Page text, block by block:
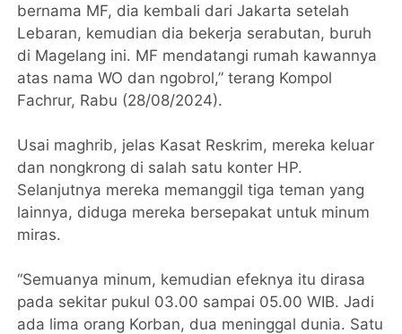
bernama MF, dia kembali dari Jakarta setelah
Lebaran, kemudian dia bekerja serabutan, buruh
di Magelang ini. MF mendatangi rumah kawannya
atas nama WO dan ngobrol,” terang Kompol
Fachrur, Rabu (28/08/2024).
Usai maghrib, jelas Kasat Reskrim, mereka keluar
dan nongkrong di salah satu konter HP.
Selanjutnya mereka memanggil tiga teman yang
lainnya, diduga mereka bersepakat untuk minum
miras.
“Semuanya minum, kemudian efeknya itu dirasa
pada sekitar pukul 03.00 sampai 05.00 WIB. Jadi
ada lima orang Korban, dua meninggal dunia. Satu